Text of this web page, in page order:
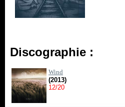
Discographie :
Wind
(2013)
12/20